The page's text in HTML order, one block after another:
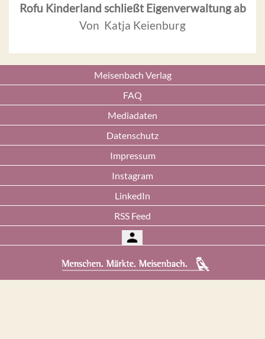
Rofu Kinderland schließt Eigenverwaltung ab
Von Katja Keienburg
Meisenbach Verlag
FAQ
Mediadaten
Datenschutz
Impressum
Instagram
LinkedIn
RSS Feed